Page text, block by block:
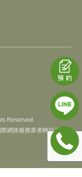
Reserved
網路服務業者轉錄本網路